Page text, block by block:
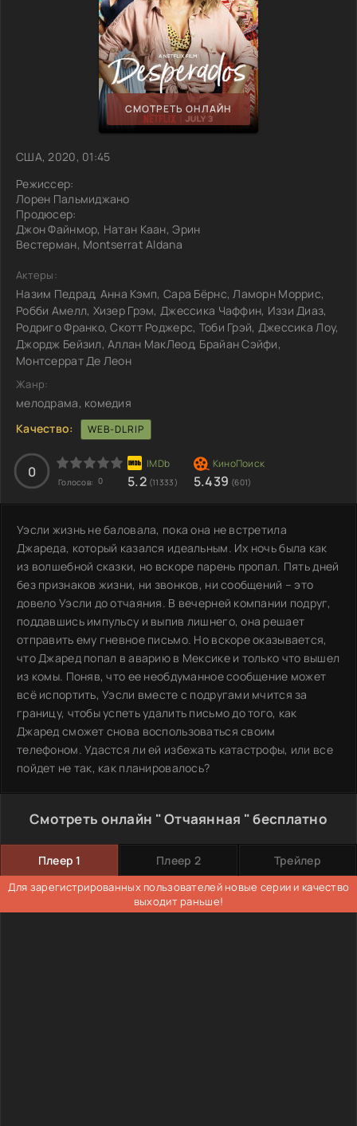
СМОТРЕТЬ ОНЛАЙН
США, 2020, 01:45
Режиссер:
Лорен Пальмиджано
Продюсер:
Джон Файнмор, Натан Каан, Эрин
Вестерман, Montserrat Aldana
Актеры:
Назим Педрад, Анна Кэмп, Сара Бёрнс, Ламорн Моррис,
Робби Амелл, Хизер Грэм, Джессика Чаффин, Иззи Диаз,
Родриго Франко, Скотт Роджерс, Тоби Грэй, Джессика Лоу,
Джордж Бейзил, Аллан МакЛеод, Брайан Сэйфи,
Монтсеррат Де Леон
Жанр:
мелодрама, комедия
Качество:
WEB-DLRIP
0
Голосов: 0 5.2 (11333) 5.439 (601)
Уэсли жизнь не баловала, пока она не встретила
Джареда, который казался идеальным. Их ночь была как
из волшебной сказки, но вскоре парень пропал. Пять дней
без признаков жизни, ни звонков, ни сообщений – это
довело Уэсли до отчаяния. В вечерней компании подруг,
поддавшись импульсу и выпив лишнего, она решает
отправить ему гневное письмо. Но вскоре оказывается,
что Джаред попал в аварию в Мексике и только что вышел
из комы. Поняв, что ее необдуманное сообщение может
всё испортить, Уэсли вместе с подругами мчится за
границу, чтобы успеть удалить письмо до того, как
Джаред сможет снова воспользоваться своим
телефоном. Удастся ли ей избежать катастрофы, или все
пойдет не так, как планировалось?
Смотреть онлайн " Отчаянная " бесплатно
Плеер 1 Плеер 2 Трейлер
Для зарегистрированных пользователей новые серии и качество
выходит раньше!